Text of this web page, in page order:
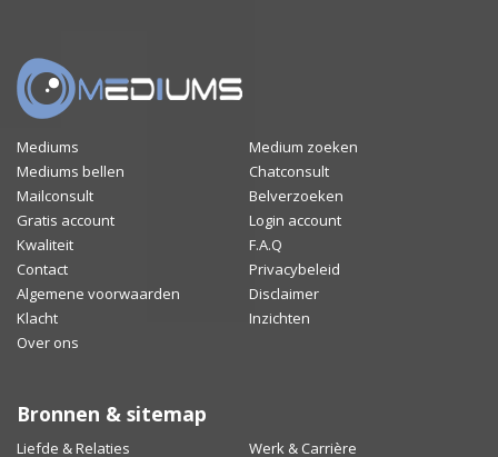
Mediums
Medium zoeken
Mediums bellen
Chatconsult
Mailconsult
Belverzoeken
Gratis account
Login account
Kwaliteit
F.A.Q
Contact
Privacybeleid
Algemene voorwaarden
Disclaimer
Klacht
Inzichten
Over ons
Bronnen & sitemap
Liefde & Relaties Werk & Carrière